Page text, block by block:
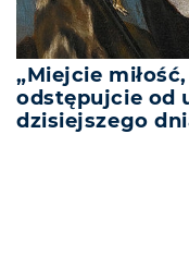
„Miejcie
odstępujcie od
dzisiejszego